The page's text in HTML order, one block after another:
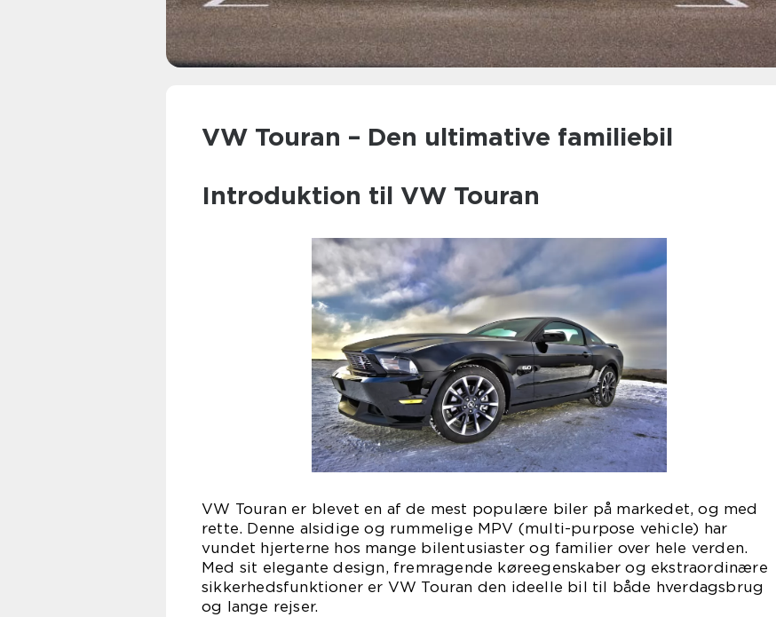
VW Touran – Den ultimative familiebil
Introduktion til VW Touran
VW Touran er blevet en af de mest populære biler på markedet, og med
rette. Denne alsidige og rummelige MPV (multi-purpose vehicle) har
vundet hjerterne hos mange bilentusiaster og familier over hele verden.
Med sit elegante design, fremragende køreegenskaber og ekstraordinære
sikkerhedsfunktioner er VW Touran den ideelle bil til både hverdagsbrug
og lange rejser.